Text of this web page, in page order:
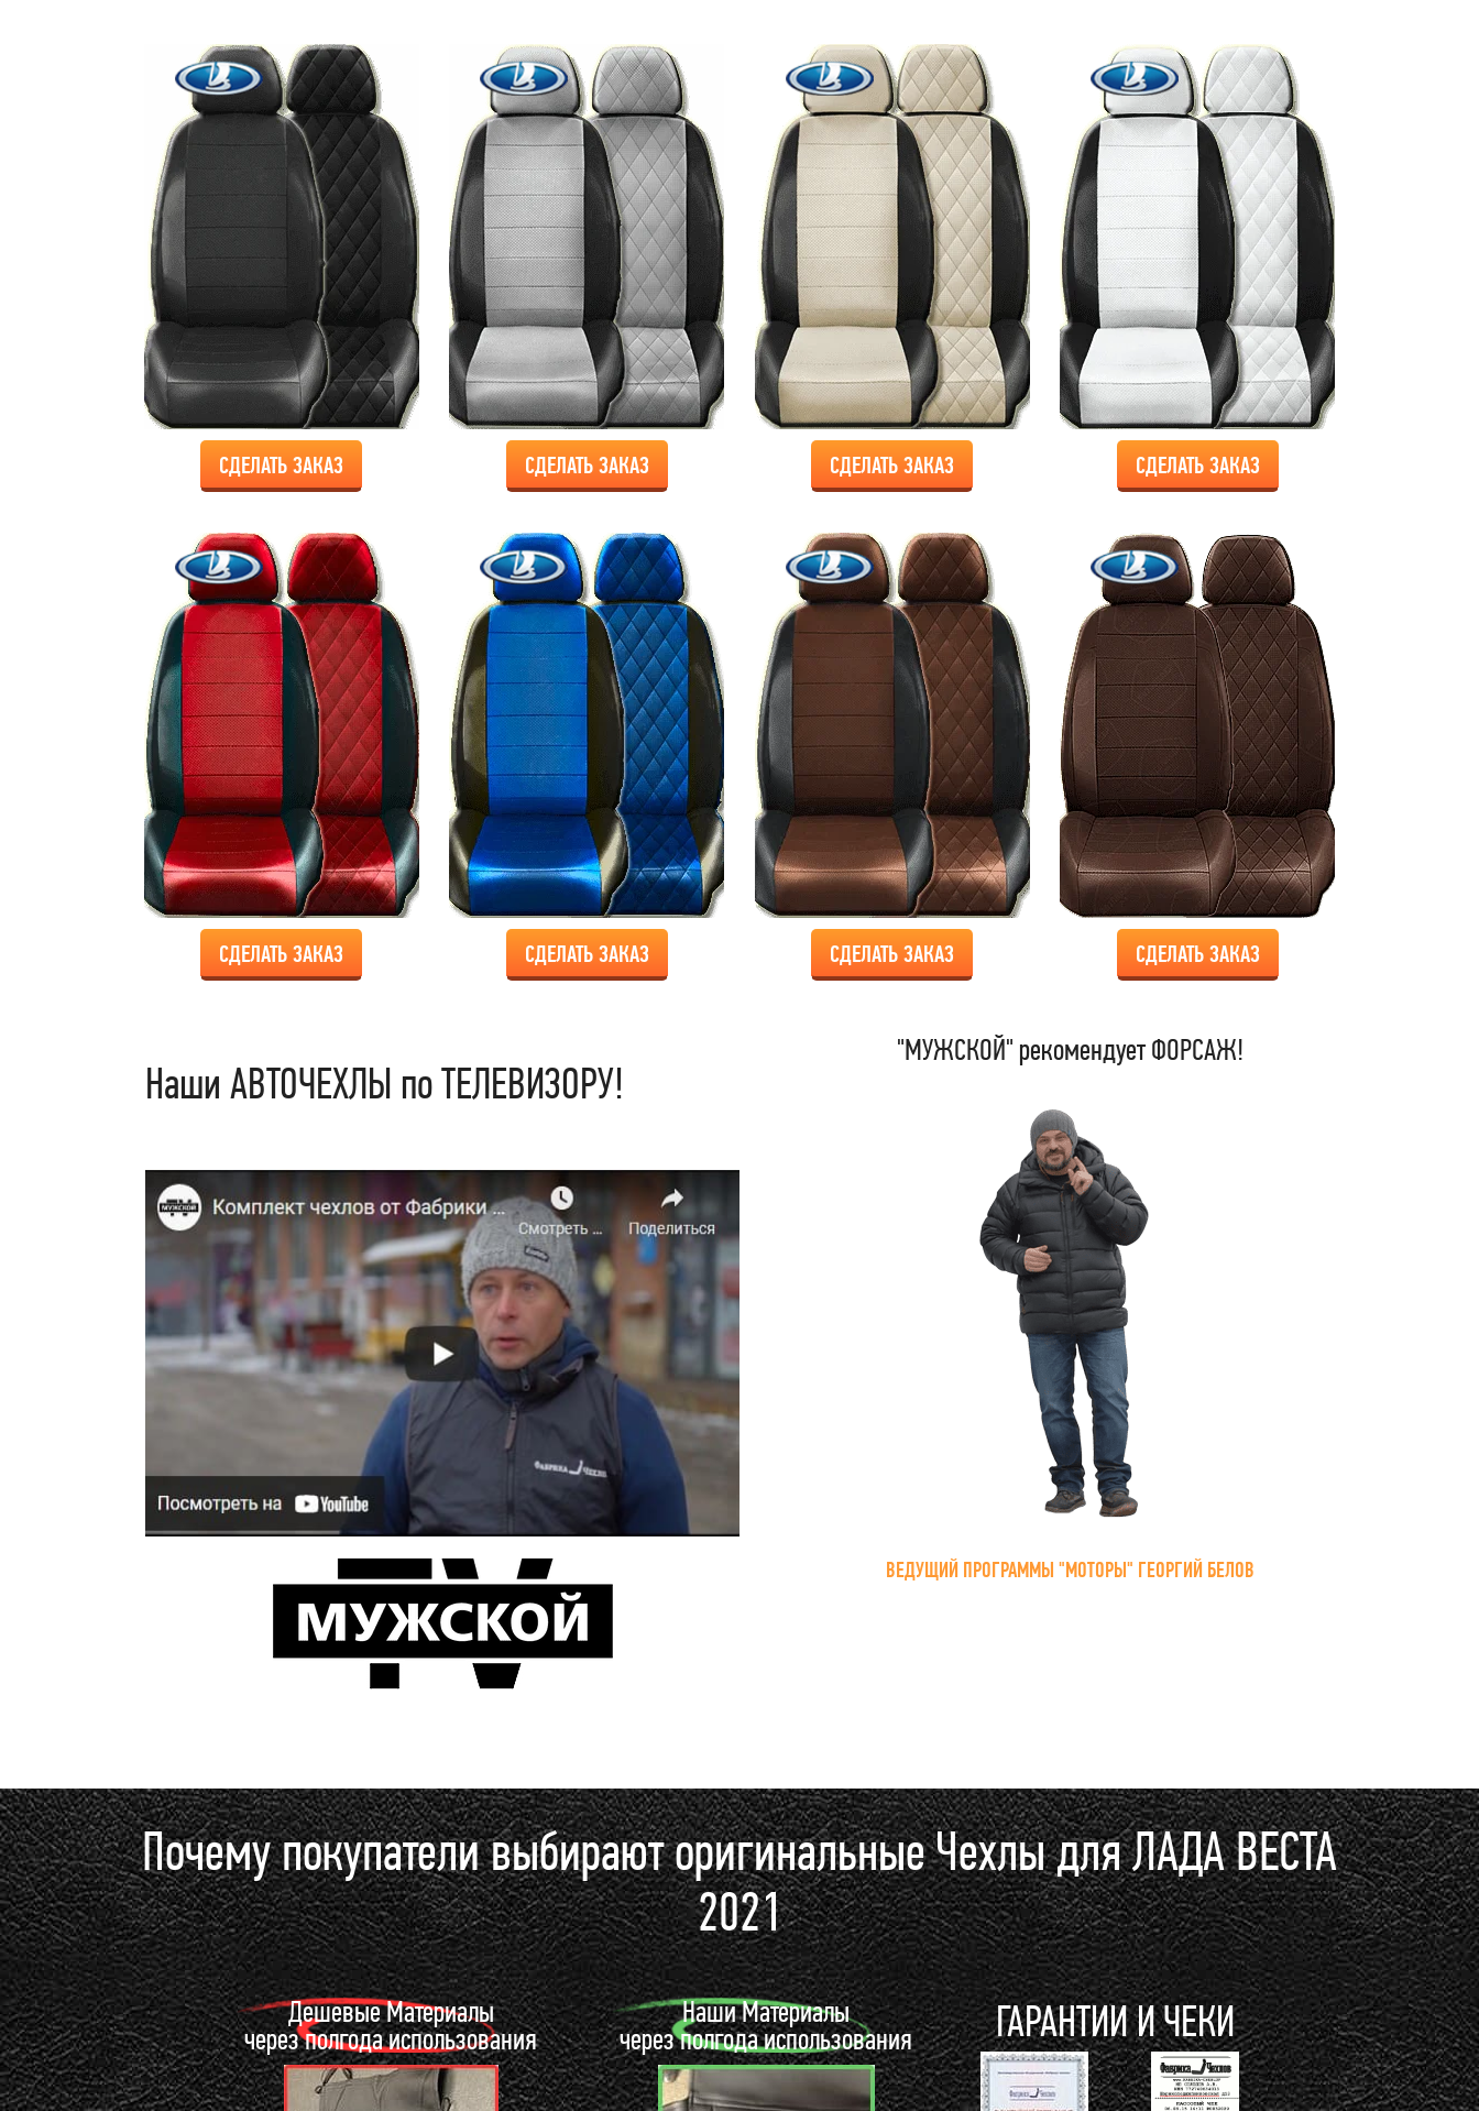
СДЕЛАТЬ ЗАКАЗ СДЕЛАТЬ ЗАКАЗ СДЕЛАТЬ ЗАКАЗ СДЕЛАТЬ ЗАКАЗ
СДЕЛАТЬ ЗАКАЗ СДЕЛАТЬ ЗАКАЗ СДЕЛАТЬ ЗАКАЗ СДЕЛАТЬ ЗАКАЗ
Наши АВТОЧЕХЛЫ по ТЕЛЕВИЗОРУ!
"МУЖСКОЙ" рекомендует ФОРСАЖ!
ВЕДУЩИЙ ПРОГРАММЫ "МОТОРЫ" ГЕОРГИЙ БЕЛОВ
Почему покупатели выбирают оригинальные Чехлы для ЛАДА ВЕСТА
2021
Дешевые Материалы
через полгода использования
Наши Материалы
через полгода использования
ГАРАНТИИ И ЧЕКИ